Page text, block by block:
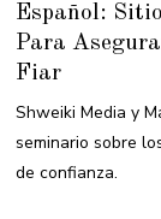
P
E
M
3
,
0
Español:
Para
Fiar
Shweiki Media y
seminario sobre
de confianza.